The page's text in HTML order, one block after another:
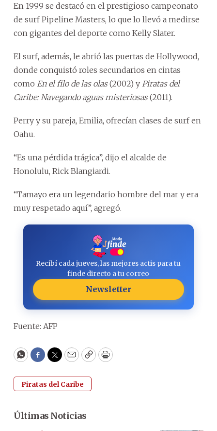
En 1999 se destacó en el prestigioso campeonato
de surf Pipeline Masters, lo que lo llevó a medirse
con gigantes del deporte como Kelly Slater.
El surf, además, le abrió las puertas de Hollywood,
donde conquistó roles secundarios en cintas
como En el filo de las olas(2002) y Piratas del
Caribe: Navegando aguas misteriosas(2011).
Perry y su pareja, Emilia, ofrecían clases de surf en
Oahu.
“Es una pérdida trágica”, dijo el alcalde de
Honolulu, Rick Blangiardi.
“Tamayo era un legendario hombre del mar y era
muy respetado aquí”, agregó.
Recibí cada jueves, las mejores actis para tu
finde directo a tu correo
Newsletter
Fuente: AFP
WhatsApp
Facebook
Twitter
EmailCopyPrint
Piratas del Caribe
Últimas Noticias